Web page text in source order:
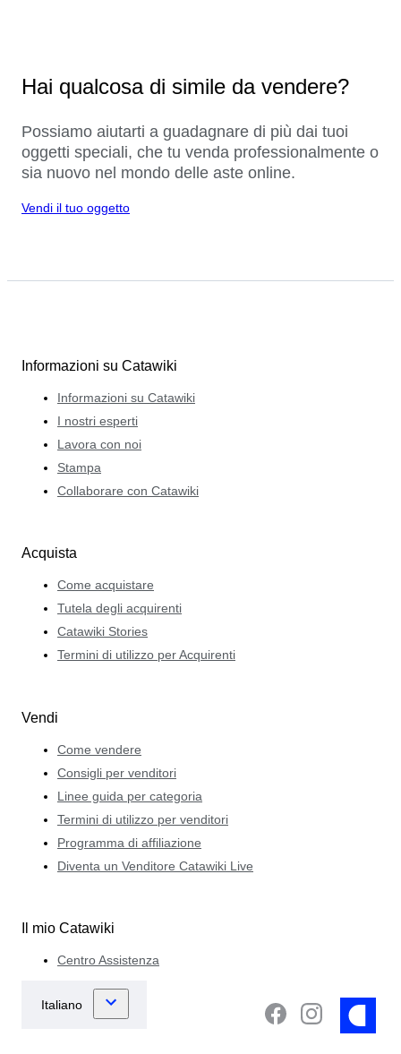
Hai qualcosa di simile da vendere?
Possiamo aiutarti a guadagnare di più dai tuoi
oggetti speciali, che tu venda professionalmente o
sia nuovo nel mondo delle aste online.
Vendi il tuo oggetto
Informazioni su Catawiki
Informazioni su Catawiki
I nostri esperti
Lavora con noi
Stampa
Collaborare con Catawiki
Acquista
Come acquistare
Tutela degli acquirenti
Catawiki Stories
Termini di utilizzo per Acquirenti
Vendi
Come vendere
Consigli per venditori
Linee guida per categoria
Termini di utilizzo per venditori
Programma di affiliazione
Diventa un Venditore Catawiki Live
Il mio Catawiki
Centro Assistenza